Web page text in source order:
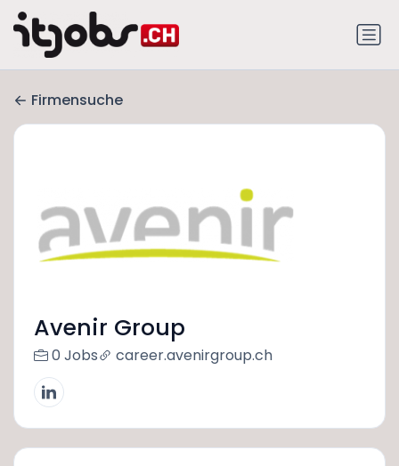
Firmensuche
Avenir Group
0 Jobs career.avenirgroup.ch